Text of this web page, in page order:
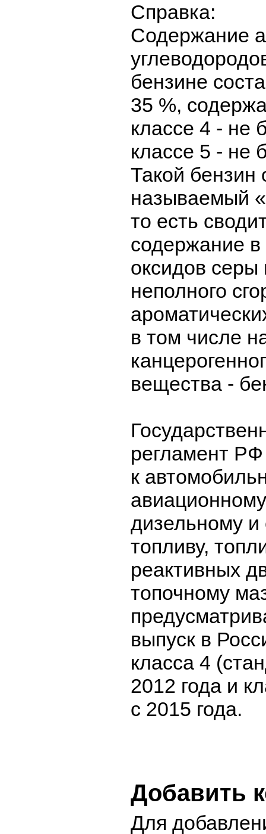
Справка:
Содержание
бензине
35 %,
классе 4 - не
классе 5 - не
Такой бензин
называемый
то есть
содержание в
оксидов серы
неполного
в том числе
вещества -
регламент
к
дизельному и
топливу,
реактивных
топочному
выпуск в
класса 4
2012 года и
с 2015 года.
Добавить
Для